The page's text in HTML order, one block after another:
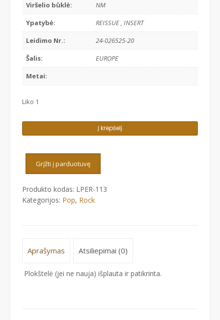
Viršelio būklė:
NM
Ypatybė:
REISSUE , INSERT
Leidimo Nr.:
24-026525-20
Šalis:
EUROPE
Metai:
Liko 1
kiekis:
FABLES
THE
RECONSTRUCTION
Į krepšelį
Grįžti į parduotuvę
Produkto kodas: LPER-113
Kategorijos: Pop, Rock
Aprašymas Atsiliepimai (0)
Plokštelė (jei ne nauja) išplauta ir patikrinta.